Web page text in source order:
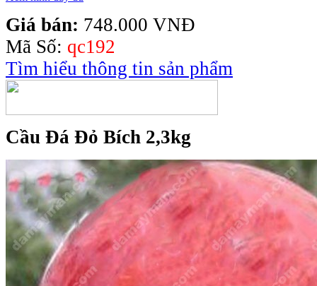
Giá bán: 748.000 VNĐ
Mã Số: qc192
Tìm hiểu thông tin sản phẩm
Cầu Đá Đỏ Bích 2,3kg